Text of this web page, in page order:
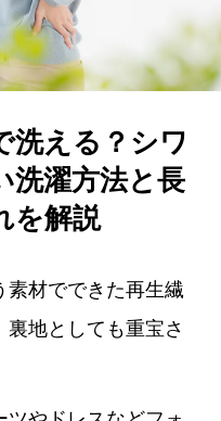
洗える？シワ
洗濯方法と長
を解説
素材でできた再生繊
地としても重宝さ